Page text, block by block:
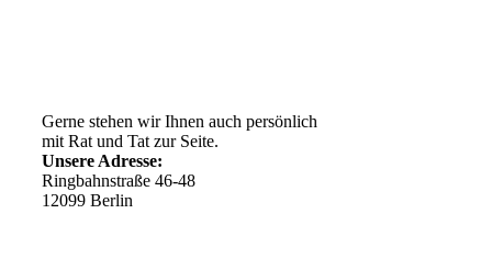
Gerne stehen wir Ihnen auch persönlich
mit Rat und Tat zur Seite.
Unsere Adresse:
Ringbahnstraße 46-48
12099 Berlin